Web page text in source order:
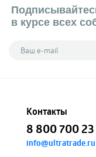
в курсе всех
Контакты
8 800 700
info@ultratrade.ru